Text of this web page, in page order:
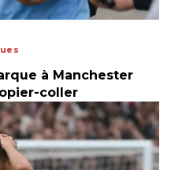
à Manchester
coller